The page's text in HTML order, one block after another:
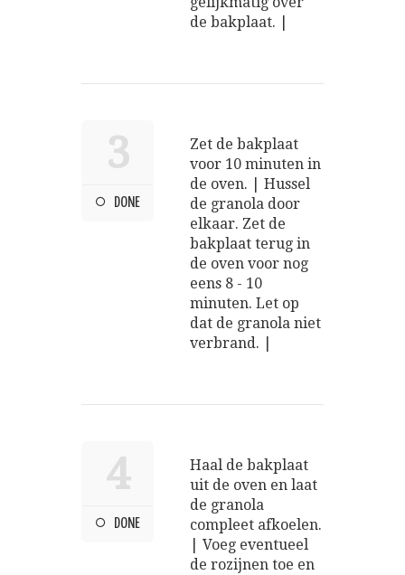
de bakplaat. |
3
DONE
Zet de bakplaat
voor 10 minuten in
de oven. | Hussel
de granola door
elkaar. Zet de
bakplaat terug in
de oven voor nog
eens 8 - 10
minuten. Let op
dat de granola niet
verbrand. |
4
DONE
Haal de bakplaat
uit de oven en laat
de granola
compleet afkoelen.
| Voeg eventueel
de rozijnen toe en